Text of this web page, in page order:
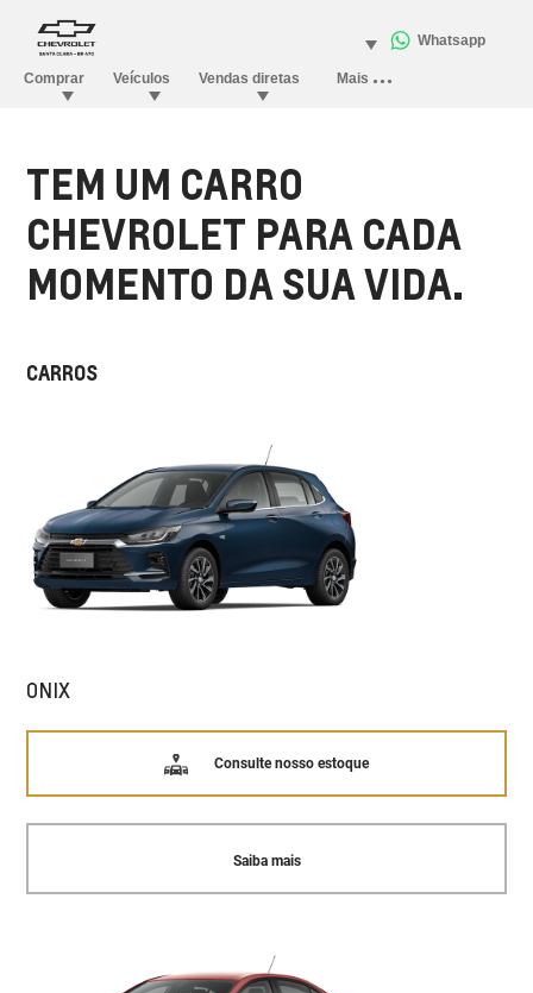
TEM UM CARRO
CHEVROLET PARA CADA
MOMENTO DA SUA VIDA.
CARROS
ONIX
Consulte nosso estoque
Saiba mais